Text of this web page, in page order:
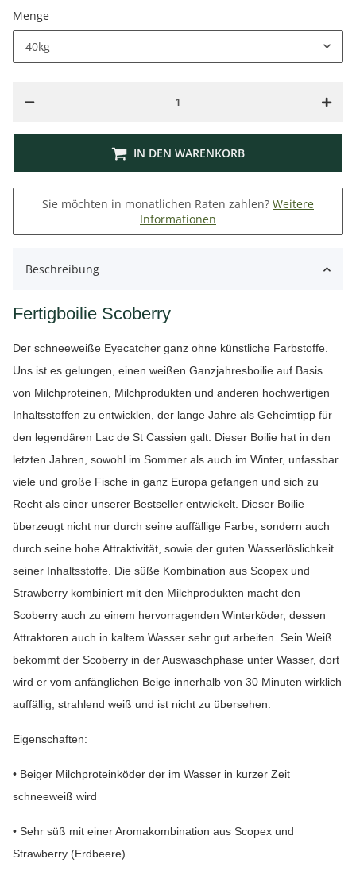
Menge
40kg
IN DEN WARENKORB
Sie möchten in monatlichen Raten zahlen? Weitere
Informationen
Beschreibung
Fertigboilie Scoberry
Der schneeweiße Eyecatcher ganz ohne künstliche Farbstoffe.
Uns ist es gelungen, einen weißen Ganzjahresboilie auf Basis
von Milchproteinen, Milchprodukten und anderen hochwertigen
Inhaltsstoffen zu entwicklen, der lange Jahre als Geheimtipp für
den legendären Lac de St Cassien galt. Dieser Boilie hat in den
letzten Jahren, sowohl im Sommer als auch im Winter, unfassbar
viele und große Fische in ganz Europa gefangen und sich zu
Recht als einer unserer Bestseller entwickelt. Dieser Boilie
überzeugt nicht nur durch seine auffällige Farbe, sondern auch
durch seine hohe Attraktivität, sowie der guten Wasserlöslichkeit
seiner Inhaltsstoffe. Die süße Kombination aus Scopex und
Strawberry kombiniert mit den Milchprodukten macht den
Scoberry auch zu einem hervorragenden Winterköder, dessen
Attraktoren auch in kaltem Wasser sehr gut arbeiten. Sein Weiß
bekommt der Scoberry in der Auswaschphase unter Wasser, dort
wird er vom anfänglichen Beige innerhalb von 30 Minuten wirklich
auffällig, strahlend weiß und ist nicht zu übersehen.
Eigenschaften:
• Beiger Milchproteinköder der im Wasser in kurzer Zeit
schneeweiß wird
• Sehr süß mit einer Aromakombination aus Scopex und
Strawberry (Erdbeere)